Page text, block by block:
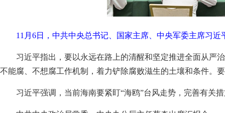
11月6日，中共中央总书记、国家主席、中央军委主席习
习近平指出，要以永远在路上的清醒和坚定推进全面从严
不能腐、不想腐工作机制，着力铲除腐败滋生的土壤和条件。
习近平强调，当前海南要紧盯“海鸥”台风走势，完善有关